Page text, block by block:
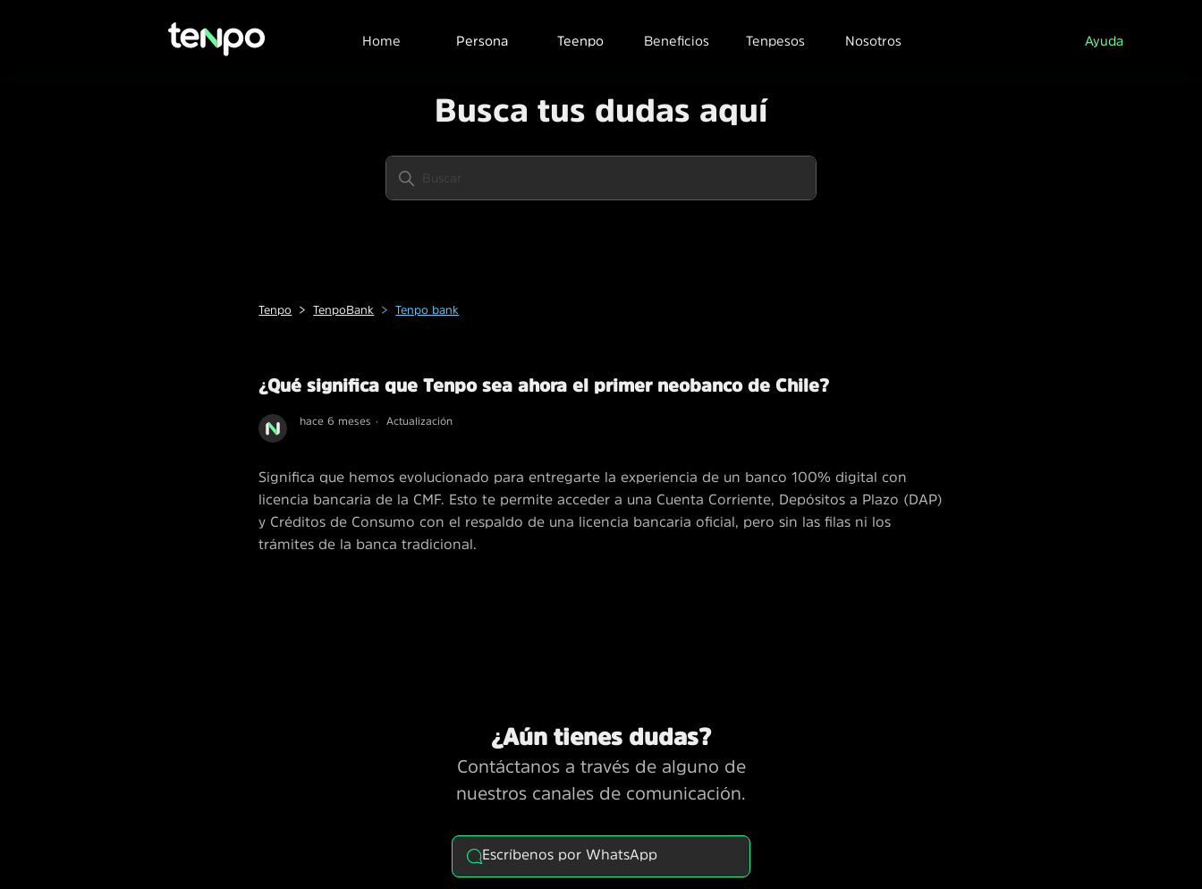
Home Persona Teenpo Beneficios Tenpesos Nosotros Ayuda
Busca tus dudas aquí
Tenpo TenpoBank Tenpo bank
¿Qué significa que Tenpo sea ahora el primer neobanco de Chile?
hace 6 meses Actualización
Significa que hemos evolucionado para entregarte la experiencia de un banco 100% digital con
licencia bancaria de la CMF. Esto te permite acceder a una Cuenta Corriente, Depósitos a Plazo (DAP)
y Créditos de Consumo con el respaldo de una licencia bancaria oficial, pero sin las filas ni los
trámites de la banca tradicional.
¿Aún tienes dudas?
Contáctanos a través de alguno de
nuestros canales de comunicación.
Escríbenos por WhatsApp